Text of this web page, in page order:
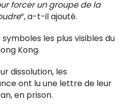
forcer un groupe de la
“, a-t-il ajouté.
les plus visibles du
Kong.
dissolution, les
ont lu une lettre de leur
en prison.